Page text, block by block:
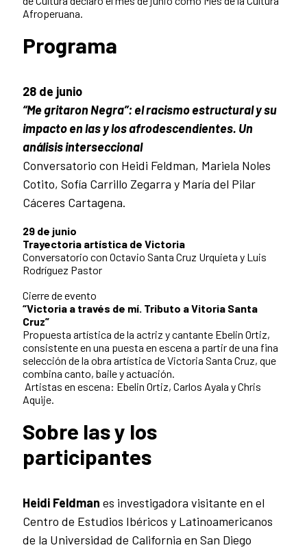
Afroperuana.
Programa
28 de junio
“Me gritaron Negra”: el racismo estructural y su
impacto en las y los afrodescendientes. Un
análisis interseccional
Conversatorio con Heidi Feldman, Mariela Noles
Cotito, Sofía Carrillo Zegarra y María del Pilar
Cáceres Cartagena.
29 de junio
Trayectoria artística de Victoria
Conversatorio con Octavio Santa Cruz Urquieta y Luis
Rodríguez Pastor
Cierre de evento
“Victoria a través de mí. Tributo a Vitoria Santa
Cruz”
Propuesta artística de la actriz y cantante Ebelin Ortiz,
consistente en una puesta en escena a partir de una fina
selección de la obra artística de Victoria Santa Cruz, que
combina canto, baile y actuación.
Artistas en escena: Ebelin Ortiz, Carlos Ayala y Chris
Aquije.
Sobre las y los
participantes
Heidi Feldman es investigadora visitante en el
Centro de Estudios Ibéricos y Latinoamericanos
de la Universidad de California en San Diego